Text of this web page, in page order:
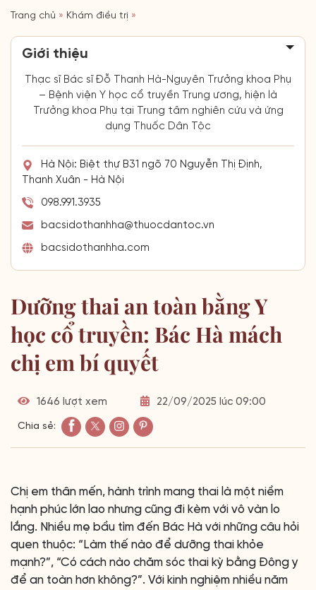
Trang chủ » Khám điều trị »
Giới thiệu
Thạc sĩ Bác sĩ Đỗ Thanh Hà-Nguyên Trưởng khoa Phụ
– Bệnh viện Y học cổ truyền Trung ương, hiện là
Trưởng khoa Phụ tại Trung tâm nghiên cứu và ứng
dụng Thuốc Dân Tộc
Hà Nội: Biệt thự B31 ngõ 70 Nguyễn Thị Định,
Thanh Xuân - Hà Nội
098.991.3935
bacsidothanhha@thuocdantoc.vn
bacsidothanhha.com
Dưỡng thai an toàn bằng Y
học cổ truyền: Bác Hà mách
chị em bí quyết
1646 lượt xem 22/09/2025 lúc 09:00
Chia sẻ:
Chị em thân mến, hành trình mang thai là một niềm
hạnh phúc lớn lao nhưng cũng đi kèm với vô vàn lo
lắng. Nhiều mẹ bầu tìm đến Bác Hà với những câu hỏi
quen thuộc: “Làm thế nào để dưỡng thai khỏe
mạnh?”, “Có cách nào chăm sóc thai kỳ bằng Đông y
để an toàn hơn không?”. Với kinh nghiệm nhiều năm